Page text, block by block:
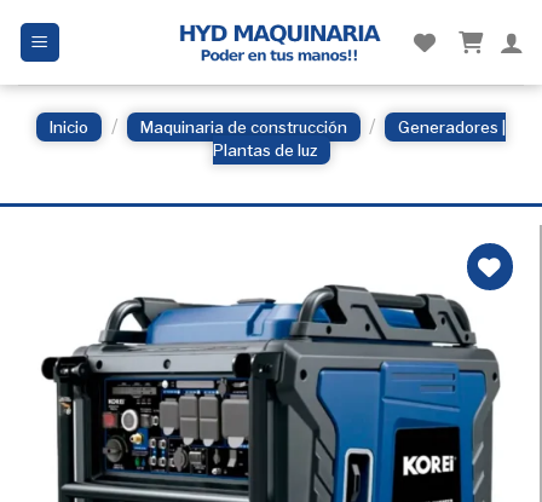
Inicio / Maquinaria de construcción /
Generadores |
Plantas de luz
Añadir
a la
Lista
de
deseos